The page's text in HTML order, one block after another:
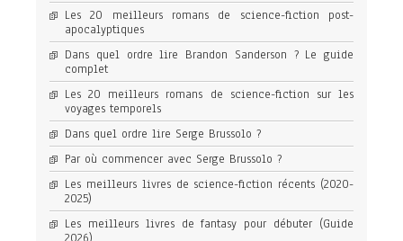
Les 20 meilleurs romans de science-fiction post-
apocalyptiques
Dans quel ordre lire Brandon Sanderson ? Le guide
complet
Les 20 meilleurs romans de science-fiction sur les
voyages temporels
Dans quel ordre lire Serge Brussolo ?
Par où commencer avec Serge Brussolo ?
Les meilleurs livres de science-fiction récents (2020-
2025)
Les meilleurs livres de fantasy pour débuter (Guide